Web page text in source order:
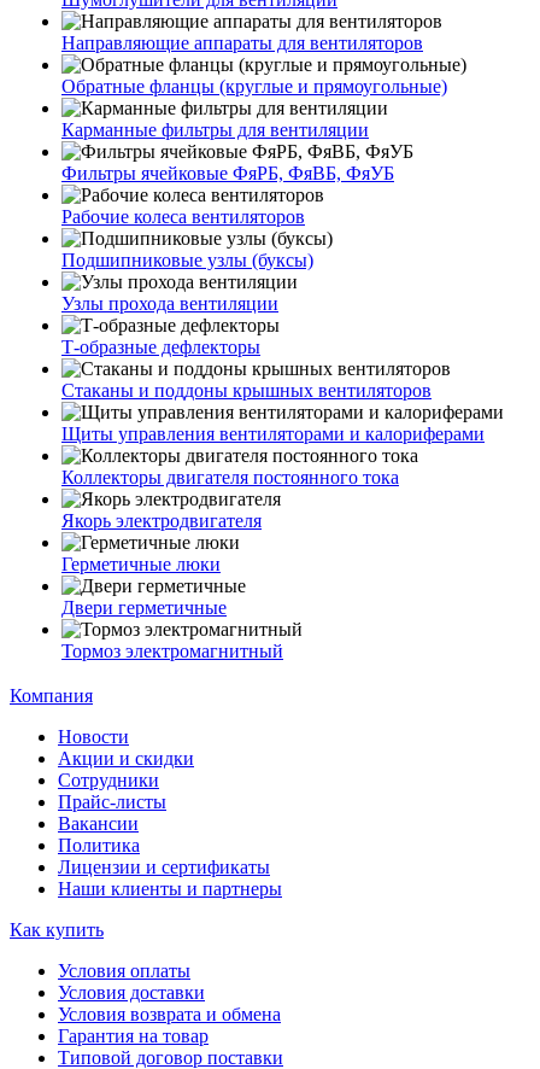
Направляющие аппараты для вентиляторов
Обратные фланцы (круглые и прямоугольные)
Карманные фильтры для вентиляции
Фильтры ячейковые ФяРБ, ФяВБ, ФяУБ
Рабочие колеса вентиляторов
Подшипниковые узлы (буксы)
Узлы прохода вентиляции
Т-образные дефлекторы
Стаканы и поддоны крышных вентиляторов
Щиты управления вентиляторами и калориферами
Коллекторы двигателя постоянного тока
Якорь электродвигателя
Герметичные люки
Двери герметичные
Тормоз электромагнитный
Компания
Новости
Акции и скидки
Сотрудники
Прайс-листы
Вакансии
Политика
Лицензии и сертификаты
Наши клиенты и партнеры
Как купить
Условия оплаты
Условия доставки
Условия возврата и обмена
Гарантия на товар
Типовой договор поставки